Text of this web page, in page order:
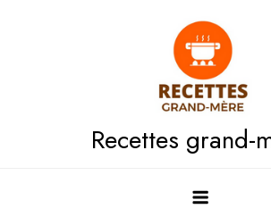
Recettes grand-